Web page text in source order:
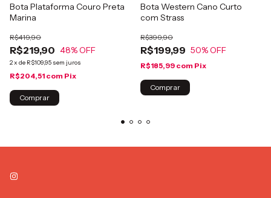
Bota Plataforma Couro Preta
Marina
R$219,90
R$419,90
48% OFF
2x de R$109,95 sem juros
R$204,51 com Pix
Comprar
Bota Western Cano Curto
com Strass
R$199,99
R$399,90
50% OFF
R$185,99 com Pix
Comprar